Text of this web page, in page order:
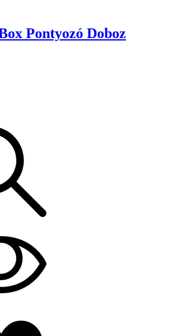
Pontyozó Doboz